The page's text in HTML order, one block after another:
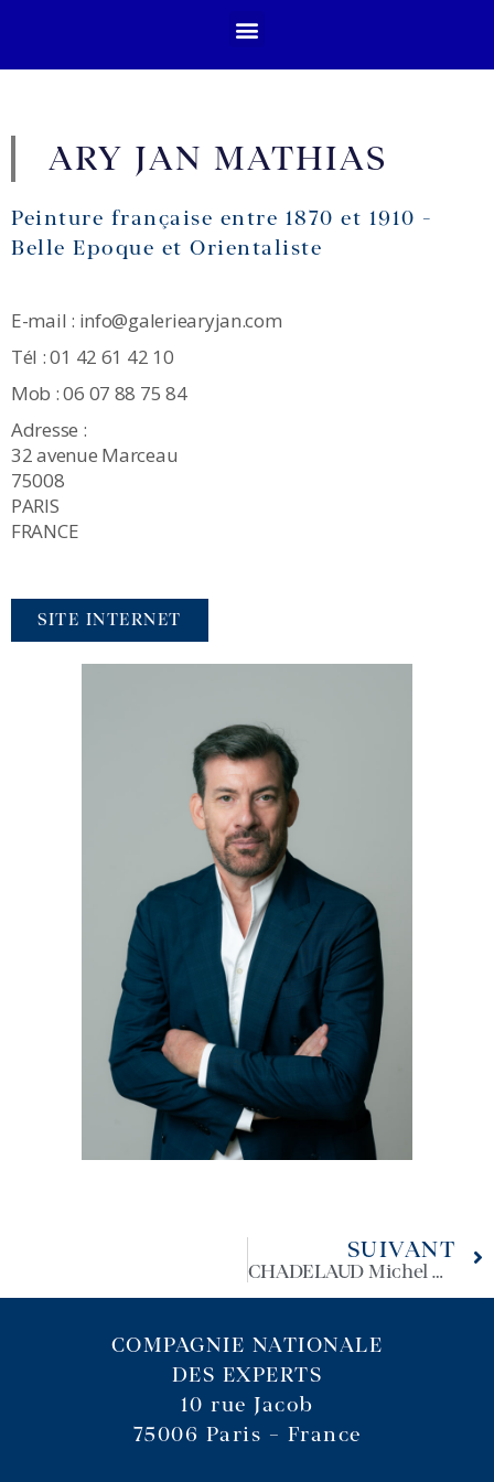
ARY JAN MATHIAS
Peinture française entre 1870 et 1910 -
Belle Epoque et Orientaliste
E-mail : info@galeriearyjan.com
Tél : 01 42 61 42 10
Mob : 06 07 88 75 84
Adresse :
32 avenue Marceau
75008
PARIS
FRANCE
SITE INTERNET
SUIVANT
CHADELAUD Michel Guy
COMPAGNIE NATIONALE
DES EXPERTS
10 rue Jacob
75006 Paris – France